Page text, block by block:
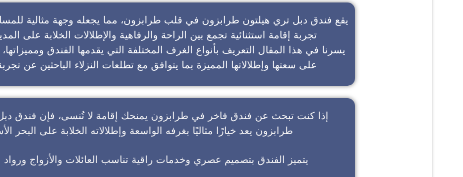
يقع فندق دبل تري هيلتون طرابزون في قلب طرابزون، مما يجعله وجهة مثالية
تجربة إقامة استثنائية تجمع بين الراحة والرفاهية والإطلالات الخلابة على
يسرنا في هذا المقال التعريف بأنواع الغرف المختلفة التي يقدمها الفندق
على سعتها وإطلالاتها المميزة بما يتوافق مع تطلعات النزلاء الباحثين عن
إذا كنت تبحث عن فندق فاخر في طرابزون يمنحك إقامة لا تُنسى، فإن فندق
طرابزون يعد خيارًا مثاليًا بغرفه الواسعة وإطلالاته الخلابة على البحر
يتميز الفندق بتصميم عصري وخدمات راقية تناسب العائلات والأزواج ورواد